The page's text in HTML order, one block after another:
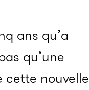
ans qu’a
qu’une
cette nouvelle